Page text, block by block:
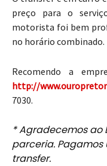
preço para o
motorista foi bem
no horário combinado.
Recomendo a
http://
7030.
* Agradecemos ao
parceria.
transfer.